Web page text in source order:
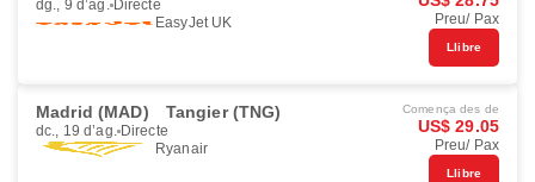
dg., 9 d’ag. Directe
EasyJet UK
Preu/ Pax
Llibre
Madrid (MAD) Tangier (TNG)
dc., 19 d’ag. Directe
Ryanair
Comença des de
US$ 29.05
Preu/ Pax
Llibre